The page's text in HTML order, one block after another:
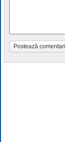
Postează